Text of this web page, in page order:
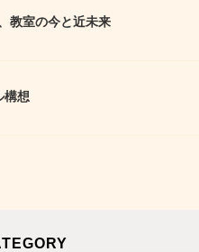
教室の今と近未来
構想